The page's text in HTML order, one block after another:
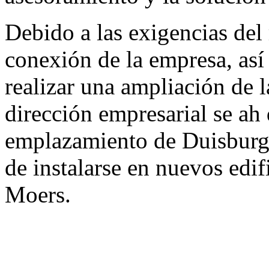
Debido a las exigencias
conexión de la empresa,
realizar una ampliación de
dirección empresarial se
emplazamiento de
de instalarse en nuevos
Moers.